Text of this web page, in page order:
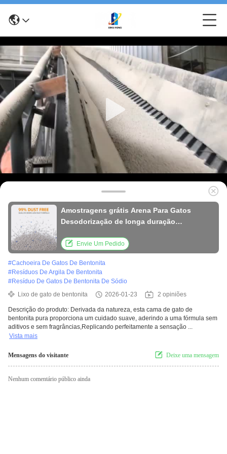
Amostragens grátis Arena Para Gatos
Desodorização de longa duração
LitterEnvie Um Pedido
#Cachoeira De Gatos De Bentonita
#Resíduos De Argila De Bentonita
#Resíduo De Gatos De Bentonita De Sódio
Lixo de gato de bentonita
2026-01-23 2 opiniões
Descrição do produto: Derivada da natureza, esta cama de gato de
bentonita pura proporciona um cuidado suave, aderindo a uma fórmula sem
aditivos e sem fragrâncias,Replicando perfeitamente a sensação ...
Vista mais
Mensagens do visitante Deixe uma mensagem
Nenhum comentário público ainda